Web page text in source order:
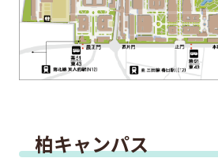
柏キャンパス